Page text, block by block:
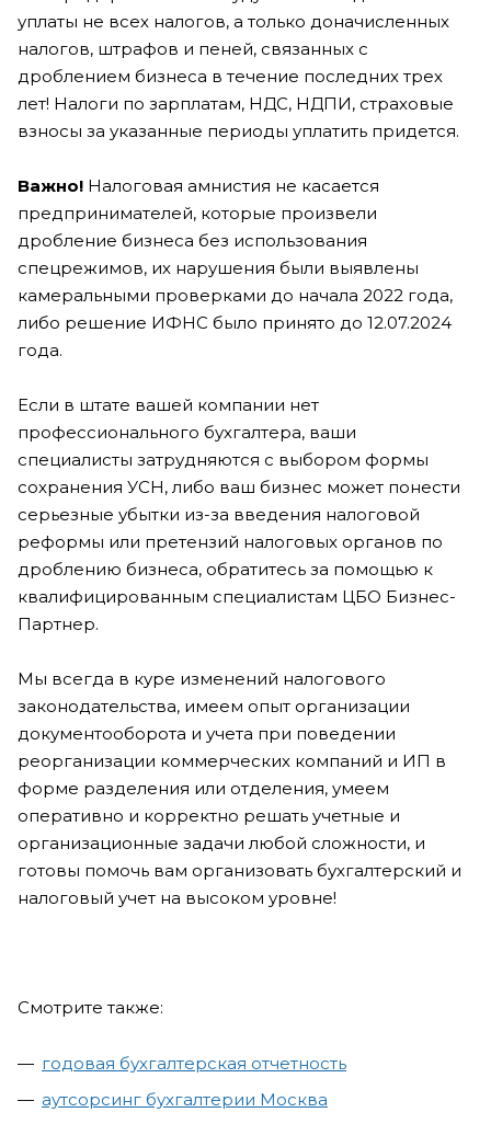
уплаты не всех налогов, а только доначисленных
налогов, штрафов и пеней, связанных с
дроблением бизнеса в течение последних трех
лет! Налоги по зарплатам, НДС, НДПИ, страховые
взносы за указанные периоды уплатить придется.
Важно! Налоговая амнистия не касается
предпринимателей, которые произвели
дробление бизнеса без использования
спецрежимов, их нарушения были выявлены
камеральными проверками до начала 2022 года,
либо решение ИФНС было принято до 12.07.2024
года.
Если в штате вашей компании нет
профессионального бухгалтера, ваши
специалисты затрудняются с выбором формы
сохранения УСН, либо ваш бизнес может понести
серьезные убытки из-за введения налоговой
реформы или претензий налоговых органов по
дроблению бизнеса, обратитесь за помощью к
квалифицированным специалистам ЦБО Бизнес-
Партнер.
Мы всегда в куре изменений налогового
законодательства, имеем опыт организации
документооборота и учета при поведении
реорганизации коммерческих компаний и ИП в
форме разделения или отделения, умеем
оперативно и корректно решать учетные и
организационные задачи любой сложности, и
готовы помочь вам организовать бухгалтерский и
налоговый учет на высоком уровне!
Смотрите также:
годовая бухгалтерская отчетность
аутсорсинг бухгалтерии Москва